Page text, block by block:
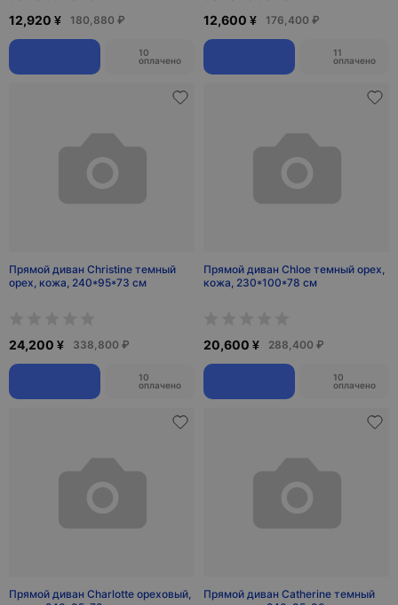
12,920 ¥ 180,880 ₽
10
оплачено
12,600 ¥ 176,400 ₽
11
оплачено
Прямой диван Christine темный
орех, кожа, 240*95*73 см
24,200 ¥ 338,800 ₽
10
оплачено
Прямой диван Chloe темный орех,
кожа, 230*100*78 см
20,600 ¥ 288,400 ₽
10
оплачено
Прямой диван Charlotte ореховый,
Прямой диван Catherine темный